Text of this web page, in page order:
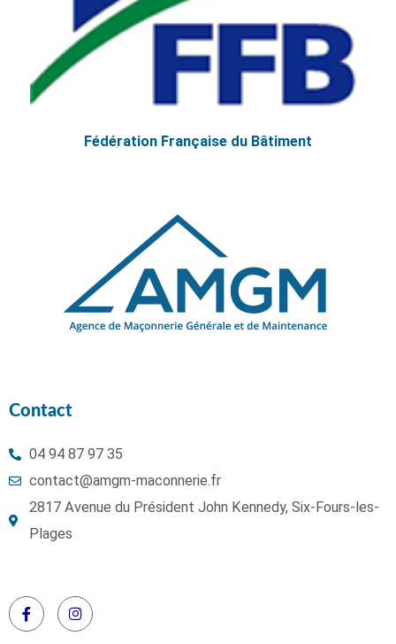
Fédération Française du Bâtiment
Contact
04 94 87 97 35
contact@amgm-maconnerie.fr
2817 Avenue du Président John Kennedy, Six-Fours-les-
Plages